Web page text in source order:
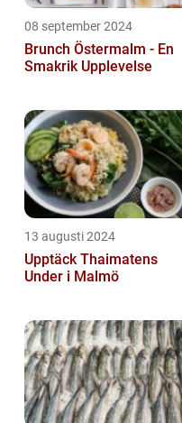
08 september 2024
Brunch Östermalm - En
Smakrik Upplevelse
13 augusti 2024
Upptäck Thaimatens
Under i Malmö